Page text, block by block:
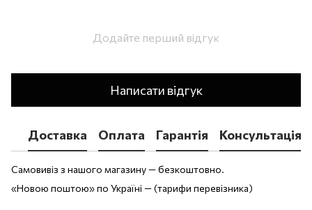
Додайте перший відгук
Написати відгук
Доставка Оплата Гарантія Консультація
Самовивіз з нашого магазину — безкоштовно.
«Новою поштою» по Україні — (тарифи перевізника)